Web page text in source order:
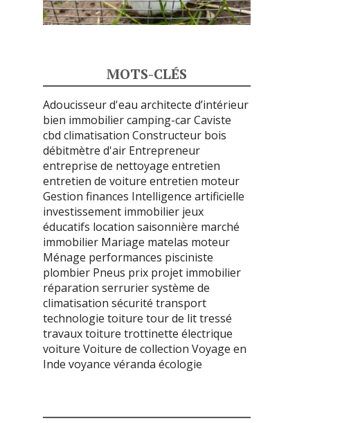
MOTS-CLÉS
Adoucisseur d'eau architecte d’intérieur
bien immobiliercamping-carCaviste
cbd climatisation Constructeur bois
débitmètre d'air Entrepreneur
entreprise de nettoyage entretien
entretien de voiture entretien moteur
Gestion finances Intelligence artificielle
investissement immobilier jeux
éducatifs location saisonnière marché
immobilier Mariage matelas moteur
Ménage performances pisciniste
plombier Pneus prix projet immobilier
réparation serruriersystème de
climatisation sécurité transport
technologie toiture tour de lit tressé
travaux toiture trottinette électrique
voiture Voiture de collection Voyage en
Inde voyance véranda écologie